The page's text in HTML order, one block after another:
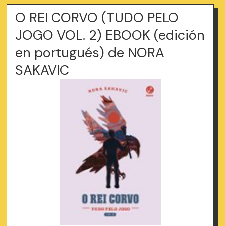
O REI CORVO (TUDO PELO
JOGO VOL. 2) EBOOK (edición
en portugués) de NORA
SAKAVIC